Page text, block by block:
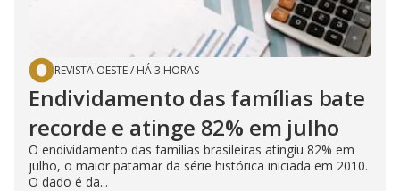
REVISTA OESTE/ HÁ 3 HORAS
Endividamento das famílias bate
recorde e atinge 82% em julho
O endividamento das famílias brasileiras atingiu 82% em
julho, o maior patamar da série histórica iniciada em 2010.
O dado é da...